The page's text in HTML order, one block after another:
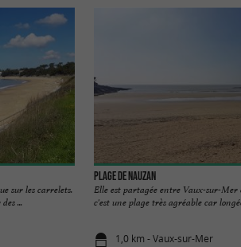
sur les carrelets.
...
Plage de Nauzan
Elle est partagée entre Vaux-sur-
c'est une plage très agréable car
1,0 km - Vaux-sur-Mer